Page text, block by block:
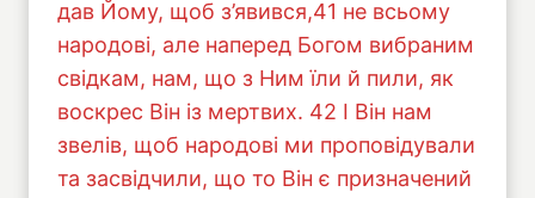
дав Йому, щоб з’явився,41 не всьому
народові, але наперед Богом вибраним
свідкам, нам, що з Ним їли й пили, як
воскрес Він із мертвих. 42 І Він нам
звелів, щоб народові ми проповідували
та засвідчили, що то Він є призначений